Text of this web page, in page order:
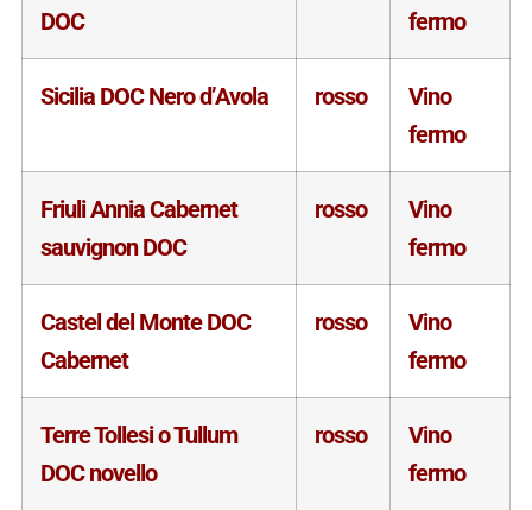
DOC
fermo
Sicilia DOC Nero d’Avola rosso
Vino
fermo
Friuli Annia Cabernet
sauvignon DOC
rosso
Vino
fermo
Castel del Monte DOC
Cabernet
rosso
Vino
fermo
Terre Tollesi o Tullum
DOC novello
rosso
Vino
fermo